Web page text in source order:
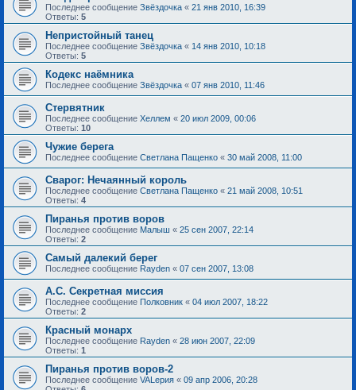
Последнее сообщение Звёздочка « 21 янв 2010, 16:39
Ответы: 5
Непристойный танец
Последнее сообщение Звёздочка « 14 янв 2010, 10:18
Ответы: 5
Кодекс наёмника
Последнее сообщение Звёздочка « 07 янв 2010, 11:46
Стервятник
Последнее сообщение Хеллем « 20 июл 2009, 00:06
Ответы: 10
Чужие берега
Последнее сообщение Светлана Пащенко « 30 май 2008, 11:00
Сварог: Нечаянный король
Последнее сообщение Светлана Пащенко « 21 май 2008, 10:51
Ответы: 4
Пиранья против воров
Последнее сообщение Малыш « 25 сен 2007, 22:14
Ответы: 2
Самый далекий берег
Последнее сообщение Rayden « 07 сен 2007, 13:08
А.С. Секретная миссия
Последнее сообщение Полковник « 04 июл 2007, 18:22
Ответы: 2
Красный монарх
Последнее сообщение Rayden « 28 июн 2007, 22:09
Ответы: 1
Пиранья против воров-2
Последнее сообщение VALерия « 09 апр 2006, 20:28